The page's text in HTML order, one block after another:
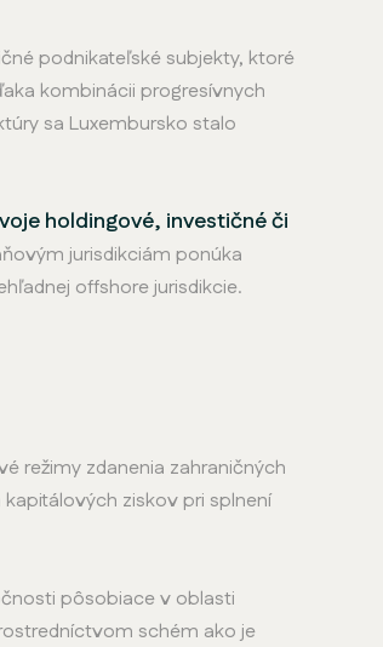
podnikateľské subjekty, ktoré
kombinácii progresívnych
sa Luxembursko stalo
holdingové, investičné či
jurisdikciám ponúka
offshore jurisdikcie.
režimy zdanenia zahraničných
ziskov pri splnení
pôsobiace v oblasti
schém ako je